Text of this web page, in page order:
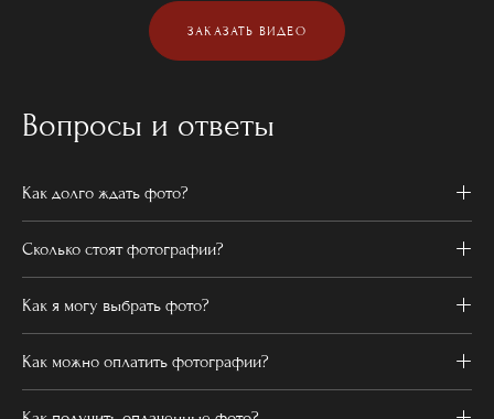
ЗАКАЗАТЬ ВИДЕО
Вопросы и ответы
Как долго ждать фото?
Сколько стоят фотографии?
Как я могу выбрать фото?
Как можно оплатить фотографии?